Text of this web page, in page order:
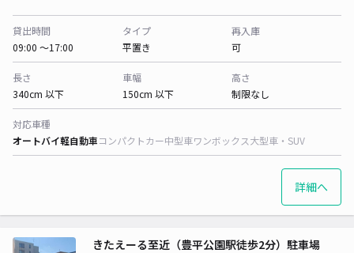
貸出時間
09:00 〜17:00
タイプ
平置き
再入庫
可
長さ
340cm 以下
車幅
150cm 以下
高さ
制限なし
対応車種
オートバイ軽自動車コンパクトカー中型車ワンボックス大型車・SUV
詳細へ
きたえーる至近（豊平公園駅徒歩2分）駐車場